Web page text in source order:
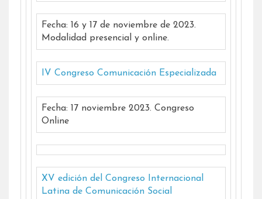
Fecha: 16 y 17 de noviembre de 2023.
Modalidad presencial y online.
IV Congreso Comunicación Especializada
Fecha: 17 noviembre 2023. Congreso
Online
XV edición del Congreso Internacional
Latina de Comunicación Social